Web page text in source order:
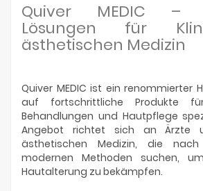
Quiver MEDIC –
Lösungen für
ästhetischen Medizin
Quiver MEDIC ist ein renommierter
auf fortschrittliche Produkte
Behandlungen und Hautpflege
Angebot richtet sich an Ärzte
ästhetischen Medizin, die
modernen Methoden suchen,
Hautalterung zu bekämpfen.